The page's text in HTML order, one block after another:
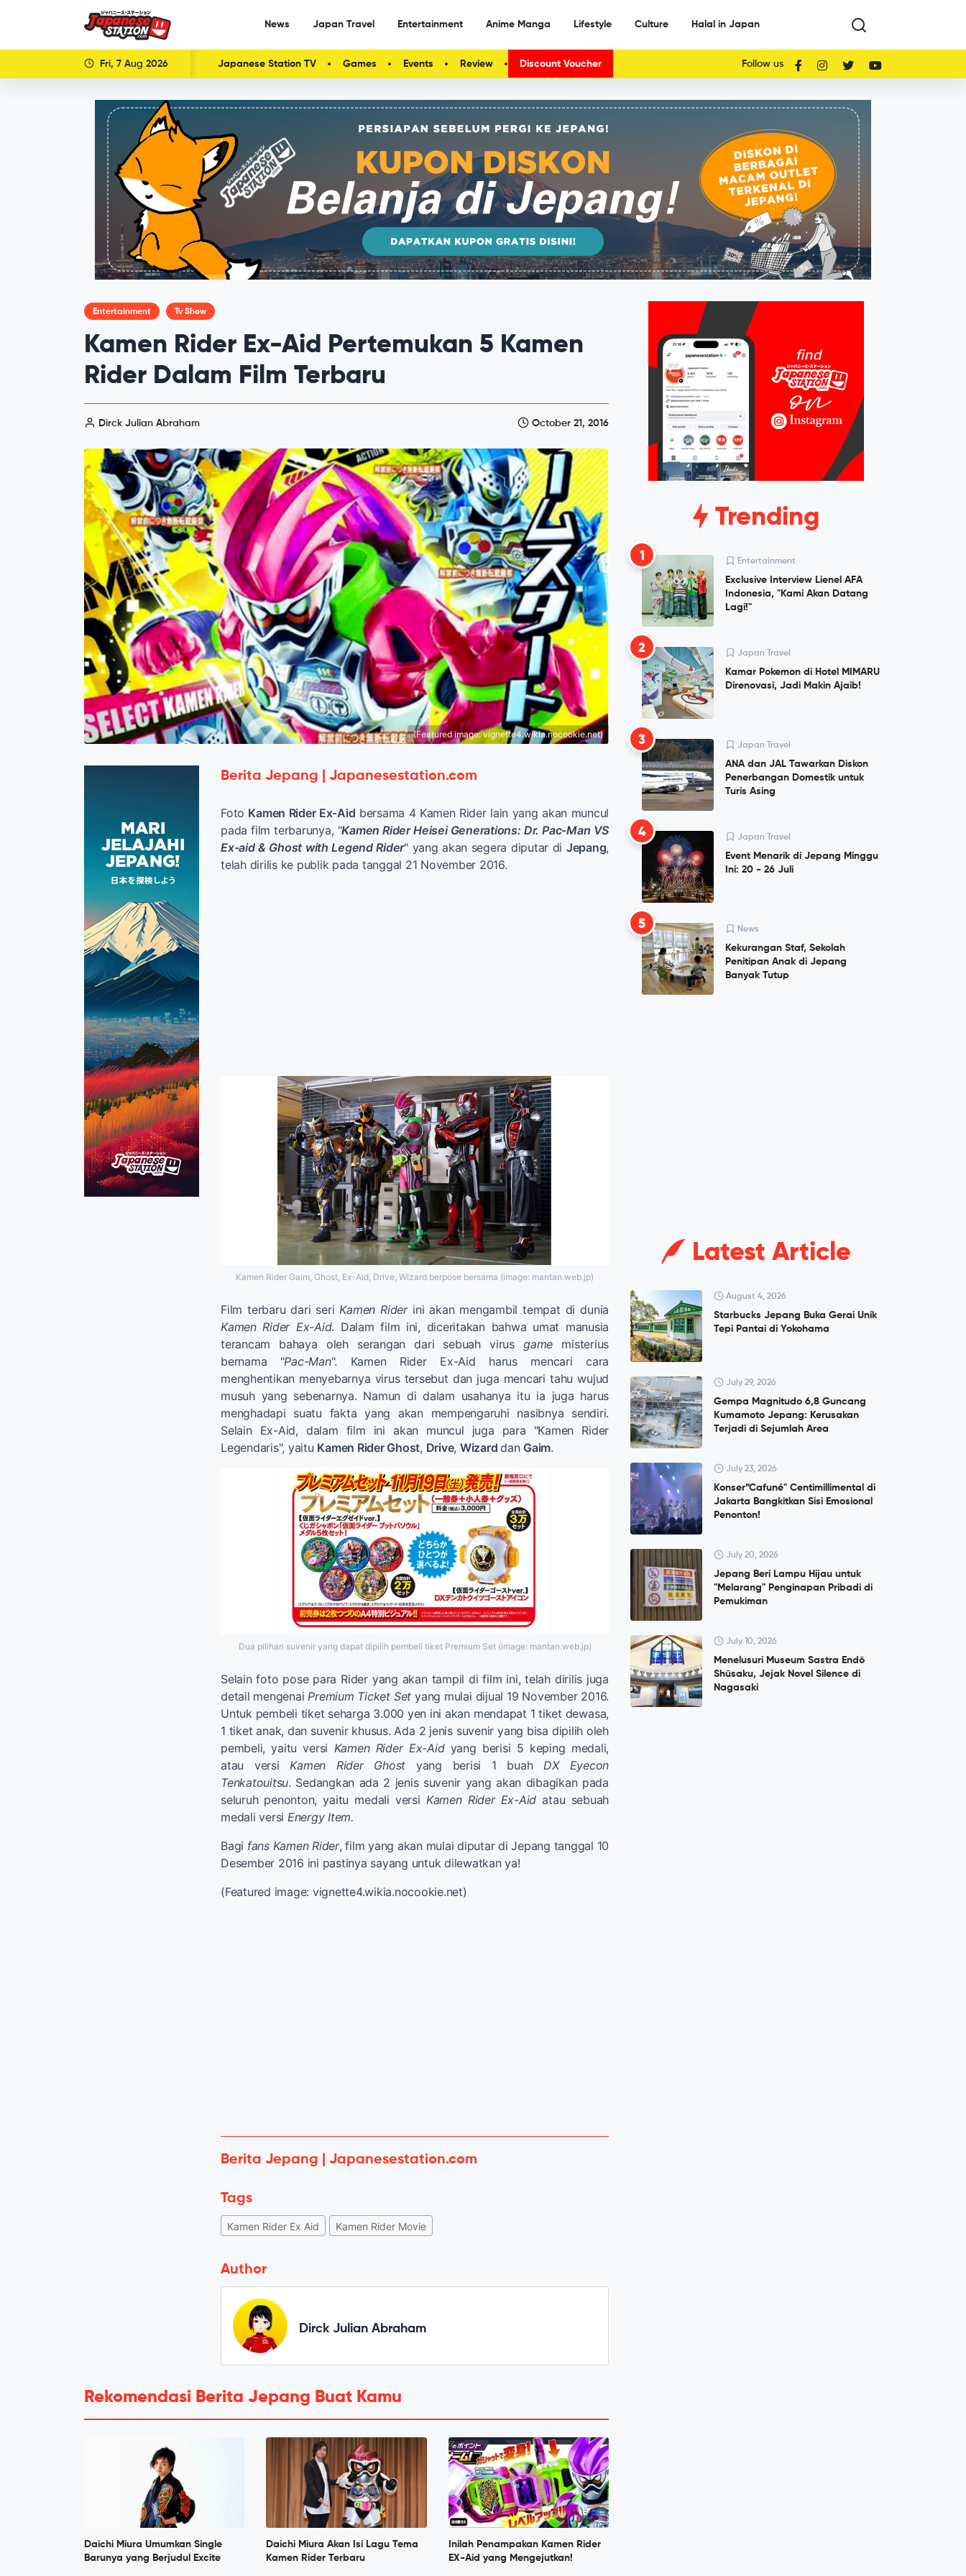
News Japan Travel Entertainment Anime Manga Lifestyle Culture Halal in Japan
Fri, 7 Aug 2026 Japanese Station TV Games Events Review Discount Voucher Follow us
Entertainment Tv Show
Kamen Rider Ex-Aid Pertemukan 5 Kamen
Rider Dalam Film Terbaru
Dirck Julian Abraham October 21, 2016
(Featured image: vignette4.wikia.nocookie.net)
Berita Jepang | Japanesestation.com
Foto Kamen Rider Ex-Aid bersama 4 Kamen Rider lain yang akan muncul
pada film terbarunya, "Kamen Rider Heisei Generations: Dr. Pac-Man VS
Ex-aid & Ghost with Legend Rider" yang akan segera diputar di Jepang,
telah dirilis ke publik pada tanggal 21 November 2016.
Kamen Rider Gaim, Ghost, Ex-Aid, Drive, Wizard berpose bersama (image: mantan.web.jp)
Film terbaru dari seri Kamen Riderini akan mengambil tempat di dunia
Kamen Rider Ex-Aid. Dalam film ini, diceritakan bahwa umat manusia
terancam bahaya oleh serangan dari sebuah virusgame misterius
bernama "Pac-Man". Kamen Rider Ex-Aid harus mencari cara
menghentikan menyebarnya virus tersebut dan juga mencari tahu wujud
musuh yang sebenarnya. Namun di dalam usahanya itu ia juga harus
menghadapi suatu fakta yang akan mempengaruhi nasibnya sendiri.
Selain Ex-Aid, dalam film ini akan muncul juga para "Kamen Rider
Legendaris", yaitu Kamen Rider Ghost, Drive, Wizard dan Gaim.
Dua pilihan suvenir yang dapat dipilih pembeli tiket Premium Set (image: mantan.web.jp)
Selain foto pose para Rider yang akan tampil di film ini, telah dirilis juga
detail mengenaiPremium Ticket Set yang mulai dijual 19 November 2016.
Untuk pembeli tiket seharga 3.000 yen ini akan mendapat 1 tiket dewasa,
1 tiket anak, dan suvenir khusus. Ada 2 jenis suvenir yang bisa dipilih oleh
pembeli, yaitu versi Kamen Rider Ex-Aidyang berisi 5 keping medali,
atau versiKamen Rider Ghost yang berisi 1 buahDX Eyecon
Tenkatouitsu. Sedangkan ada 2 jenis suvenir yang akan dibagikan pada
seluruh penonton, yaitu medali versi Kamen Rider Ex-Aid atau sebuah
medali versi Energy Item.
Bagi fans Kamen Rider, film yang akan mulai diputar di Jepang tanggal 10
Desember 2016 ini pastinya sayang untuk dilewatkan ya!
(Featured image: vignette4.wikia.nocookie.net)
Berita Jepang | Japanesestation.com
Tags
Kamen Rider Ex Aid Kamen Rider Movie
Author
Dirck Julian Abraham
Rekomendasi Berita Jepang Buat Kamu
Daichi Miura Umumkan Single
Barunya yang Berjudul Excite
Daichi Miura Akan Isi Lagu Tema
Kamen Rider Terbaru
Inilah Penampakan Kamen Rider
EX-Aid yang Mengejutkan!
Trending
1 Entertainment
Exclusive Interview Lienel AFA
Indonesia, "Kami Akan Datang
Lagi!"
2 Japan Travel
Kamar Pokemon di Hotel MIMARU
Direnovasi, Jadi Makin Ajaib!
3 Japan Travel
ANA dan JAL Tawarkan Diskon
Penerbangan Domestik untuk
Turis Asing
4 Japan Travel
Event Menarik di Jepang Minggu
Ini: 20 - 26 Juli
5 News
Kekurangan Staf, Sekolah
Penitipan Anak di Jepang
Banyak Tutup
Latest Article
August 4, 2026
Starbucks Jepang Buka Gerai Unik
Tepi Pantai di Yokohama
July 29, 2026
Gempa Magnitudo 6,8 Guncang
Kumamoto Jepang: Kerusakan
Terjadi di Sejumlah Area
July 23, 2026
Konser”Cafuné" Centimillimental di
Jakarta Bangkitkan Sisi Emosional
Penonton!
July 20, 2026
Jepang Beri Lampu Hijau untuk
"Melarang" Penginapan Pribadi di
Pemukiman
July 10, 2026
Menelusuri Museum Sastra Endō
Shūsaku, Jejak Novel Silence di
Nagasaki